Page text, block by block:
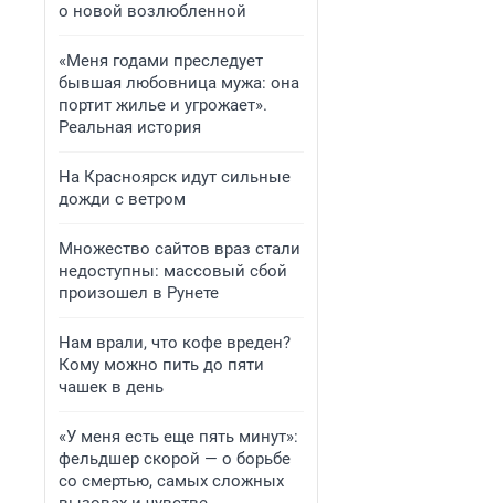
о новой возлюбленной
«Меня годами преследует
бывшая любовница мужа: она
портит жилье и угрожает».
Реальная история
На Красноярск идут сильные
дожди с ветром
Множество сайтов враз стали
недоступны: массовый сбой
произошел в Рунете
Нам врали, что кофе вреден?
Кому можно пить до пяти
чашек в день
«У меня есть еще пять минут»:
фельдшер скорой — о борьбе
со смертью, самых сложных